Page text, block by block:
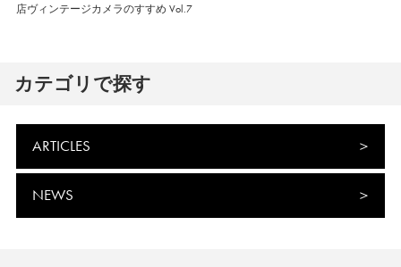
店ヴィンテージカメラのすすめ Vol.7
カテゴリで探す
ARTICLES
NEWS